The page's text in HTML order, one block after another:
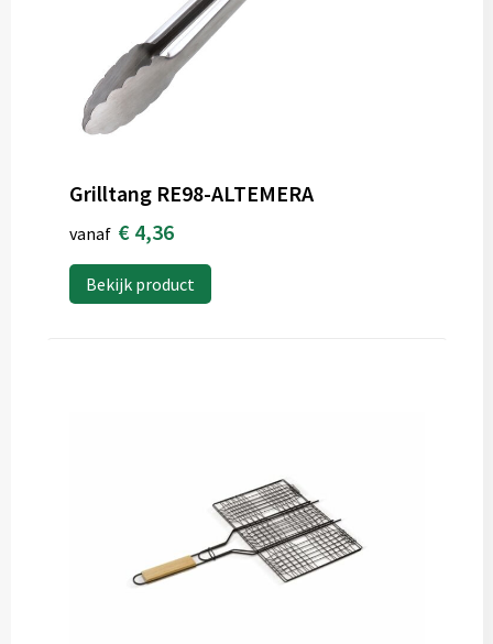
Grilltang RE98-ALTEMERA
vanaf € 4,36
Bekijk product